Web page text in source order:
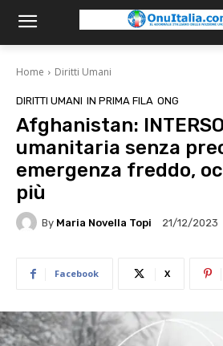
Home Diritti Umani
DIRITTI UMANI IN PRIMA FILA ONG
Afghanistan:
umanitaria senza
emergenza freddo,
più
By Maria Novella Topi 21/12/2023
Facebook X